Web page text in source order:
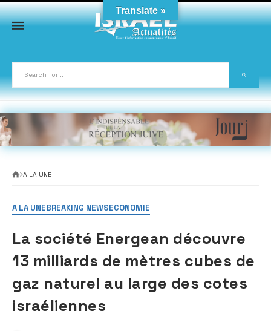
Skip
to
content
A LA UNE
A LA UNEBREAKING NEWSECONOMIE
La société Energean découvre
13 milliards de mètres cubes de
gaz naturel au large des cotes
israéliennes
Translate »